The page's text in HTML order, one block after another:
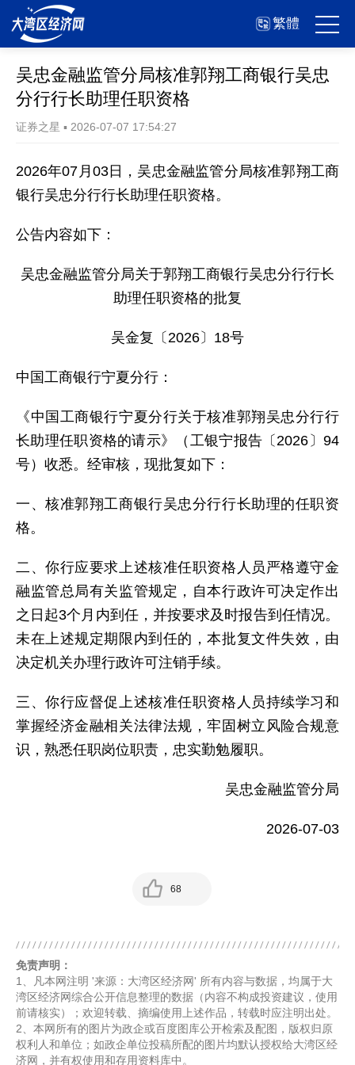
繁體
吴忠金融监管分局核准郭翔工商银行吴忠
分行行长助理任职资格
证券之星 ▪ 2026-07-07 17:54:27
2026年07月03日，吴忠金融监管分局核准郭翔工商
银行吴忠分行行长助理任职资格。
公告内容如下：
吴忠金融监管分局关于郭翔工商银行吴忠分行行长
助理任职资格的批复
吴金复〔2026〕18号
中国工商银行宁夏分行：
《中国工商银行宁夏分行关于核准郭翔吴忠分行行
长助理任职资格的请示》（工银宁报告〔2026〕94
号）收悉。经审核，现批复如下：
一、核准郭翔工商银行吴忠分行行长助理的任职资
格。
二、你行应要求上述核准任职资格人员严格遵守金
融监管总局有关监管规定，自本行政许可决定作出
之日起3个月内到任，并按要求及时报告到任情况。
未在上述规定期限内到任的，本批复文件失效，由
决定机关办理行政许可注销手续。
三、你行应督促上述核准任职资格人员持续学习和
掌握经济金融相关法律法规，牢固树立风险合规意
识，熟悉任职岗位职责，忠实勤勉履职。
吴忠金融监管分局
2026-07-03
68
免责声明：
1、凡本网注明 '来源：大湾区经济网' 所有内容与数据，均属于大
湾区经济网综合公开信息整理的数据（内容不构成投资建议，使用
前请核实）；欢迎转载、摘编使用上述作品，转载时应注明出处。
2、本网所有的图片为政企或百度图库公开检索及配图，版权归原
权利人和单位；如政企单位投稿所配的图片均默认授权给大湾区经
济网，并有权使用和存用资料库中。